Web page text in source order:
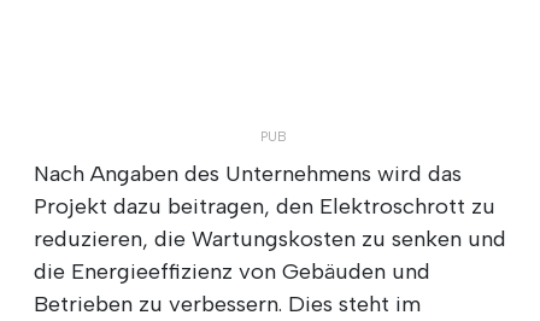
Nach Angaben des Unternehmens wird das
Projekt dazu beitragen, den Elektroschrott zu
reduzieren, die Wartungskosten zu senken und
die Energieeffizienz von Gebäuden und
Betrieben zu verbessern. Dies steht im